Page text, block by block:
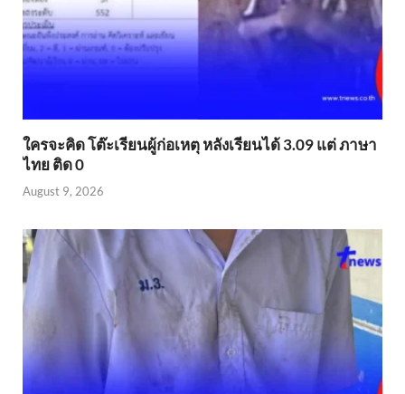
ใครจะคิด โต๊ะเรียนผู้ก่อเหตุ หลังเรียนได้ 3.09 แต่ ภาษา
ไทย ติด 0
August 9, 2026